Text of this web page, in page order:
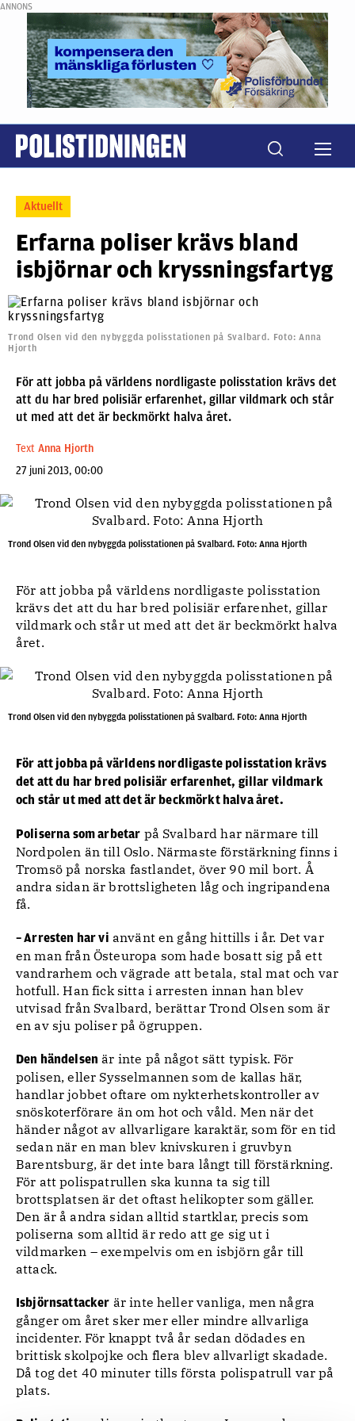
ANNONS
Aktuellt
Erfarna poliser krävs bland
isbjörnar och kryssningsfartyg
Trond Olsen vid den nybyggda polisstationen på Svalbard. Foto: Anna
Hjorth
För att jobba på världens nordligaste polisstation krävs det
att du har bred polisiär erfarenhet, gillar vildmark och står
ut med att det är beckmörkt halva året.
Text Anna Hjorth
27 juni 2013, 00:00
Trond Olsen vid den nybyggda polisstationen på Svalbard. Foto: Anna Hjorth
För att jobba på världens nordligaste polisstation
krävs det att du har bred polisiär erfarenhet, gillar
vildmark och står ut med att det är beckmörkt halva
året.
Trond Olsen vid den nybyggda polisstationen på Svalbard. Foto: Anna Hjorth
För att jobba på världens nordligaste polisstation krävs
det att du har bred polisiär erfarenhet, gillar vildmark
och står ut med att det är beckmörkt halva året.
Poliserna som arbetar på Svalbard har närmare till
Nordpolen än till Oslo. Närmaste förstärkning finns i
Tromsö på norska fastlandet, över 90 mil bort. Å
andra sidan är brottsligheten låg och ingripandena
få.
– Arresten har vi använt en gång hittills i år. Det var
en man från Östeuropa som hade bosatt sig på ett
vandrarhem och vägrade att betala, stal mat och var
hotfull. Han fick sitta i arresten innan han blev
utvisad från Svalbard, berättar Trond Olsen som är
en av sju poliser på ögruppen.
Den händelsen är inte på något sätt typisk. För
polisen, eller Sysselmannen som de kallas här,
handlar jobbet oftare om nykterhetskontroller av
snöskoterförare än om hot och våld. Men när det
händer något av allvarligare karaktär, som för en tid
sedan när en man blev knivskuren i gruvbyn
Barentsburg, är det inte bara långt till förstärkning.
För att polispatrullen ska kunna ta sig till
brottsplatsen är det oftast helikopter som gäller.
Den är å andra sidan alltid startklar, precis som
poliserna som alltid är redo att ge sig ut i
vildmarken – exempelvis om en isbjörn går till
attack.
Isbjörnsattacker är inte heller vanliga, men några
gånger om året sker mer eller mindre allvarliga
incidenter. För knappt två år sedan dödades en
brittisk skolpojke och flera blev allvarligt skadade.
Då tog det 40 minuter tills första polispatrull var på
plats.